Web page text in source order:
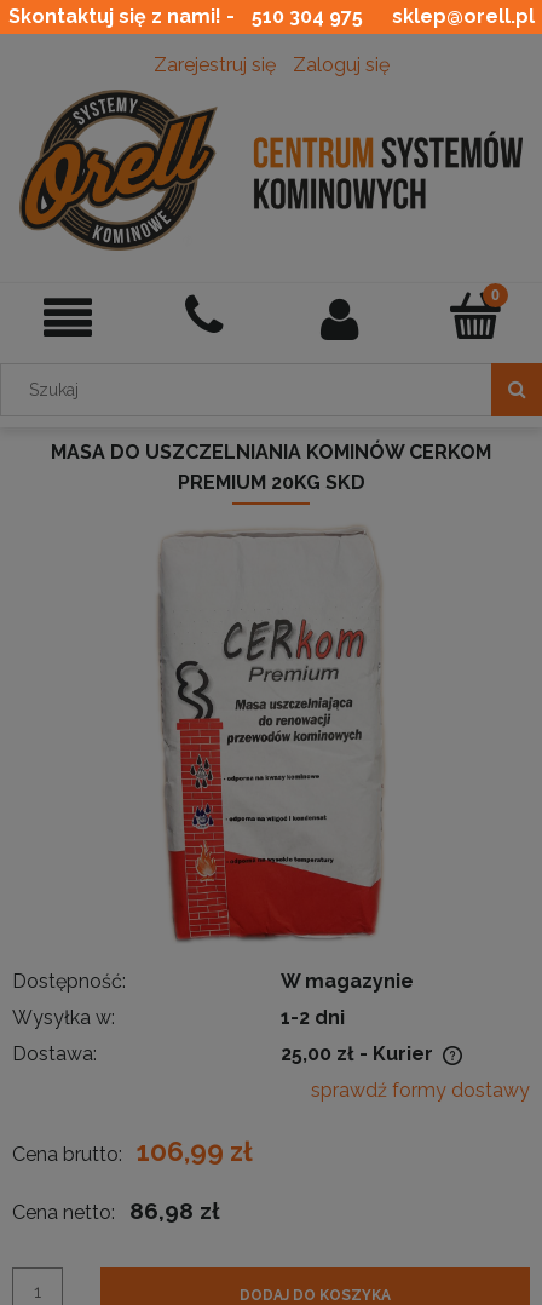
Skontaktuj się z nami! - 510 304 975 sklep@orell.pl
Zarejestruj się Zaloguj się
MASA DO USZCZELNIANIA KOMINÓW CERKOM
PREMIUM 20KG SKD
Dostępność:
W magazynie
Wysyłka w:
1-2 dni
Dostawa:
25,00 zł - Kurier
sprawdź formy dostawy
Cena brutto: 106,99 zł
Cena netto: 86,98 zł
DODAJ DO KOSZYKA